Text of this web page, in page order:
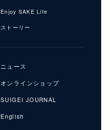
Enjoy SAKE Life
ストーリー
ニュース
オンラインショップ
SUIGEI JOURNAL
English